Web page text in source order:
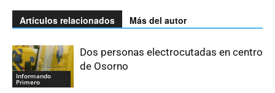
Artículos relacionados Más del autor
Informando
Primero
Dos personas electrocutadas en centro
de Osorno